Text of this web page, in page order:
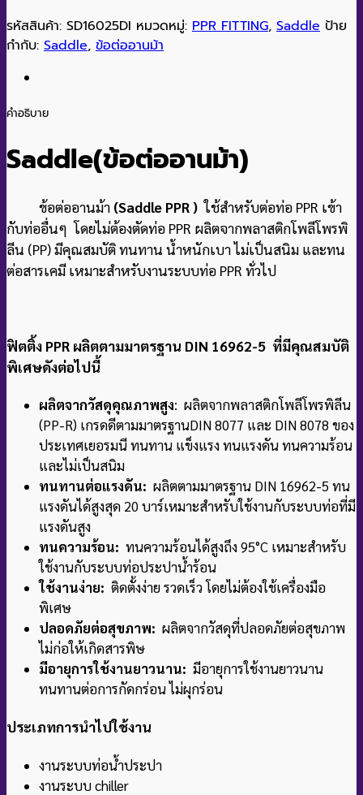
รหัสสินค้า: SD16025DI หมวดหมู่: PPR FITTING, Saddle ป้าย
กำกับ: Saddle, ข้อต่ออานม้า
คำอธิบาย
Saddle(ข้อต่ออานม้า)
ข้อต่ออานม้า (Saddle PPR ) ใช้สำหรับต่อท่อ PPR เข้า
กับท่ออื่นๆ โดยไม่ต้องตัดท่อ PPR ผลิตจากพลาสติกโพลีโพรพิ
ลีน (PP) มีคุณสมบัติ ทนทาน น้ำหนักเบา ไม่เป็นสนิม และทน
ต่อสารเคมี เหมาะสำหรับงานระบบท่อ PPR ทั่วไป
ฟิตติ้ง PPR ผลิตตามมาตรฐาน DIN 16962-5 ที่มีคุณสมบัติ
พิเศษดังต่อไปนี้
ผลิตจากวัสดุคุณภาพสูง: ผลิตจากพลาสติกโพลีโพรพิลีน
(PP-R) เกรดดีตามมาตรฐานDIN 8077 และ DIN 8078 ของ
ประเทศเยอรมนี ทนทาน แข็งแรง ทนแรงดัน ทนความร้อน
และไม่เป็นสนิม
ทนทานต่อแรงดัน: ผลิตตามมาตรฐาน DIN 16962-5 ทน
แรงดันได้สูงสุด 20 บาร์เหมาะสำหรับใช้งานกับระบบท่อที่มี
แรงดันสูง
ทนความร้อน: ทนความร้อนได้สูงถึง 95°C เหมาะสำหรับ
ใช้งานกับระบบท่อประปาน้ำร้อน
ใช้งานง่าย: ติดตั้งง่าย รวดเร็ว โดยไม่ต้องใช้เครื่องมือ
พิเศษ
ปลอดภัยต่อสุขภาพ: ผลิตจากวัสดุที่ปลอดภัยต่อสุขภาพ
ไม่ก่อให้เกิดสารพิษ
มีอายุการใช้งานยาวนาน: มีอายุการใช้งานยาวนาน
ทนทานต่อการกัดกร่อน ไม่ผุกร่อน
ประเภทการนำไปใช้งาน
งานระบบท่อน้ำประปา
งานระบบ chiller